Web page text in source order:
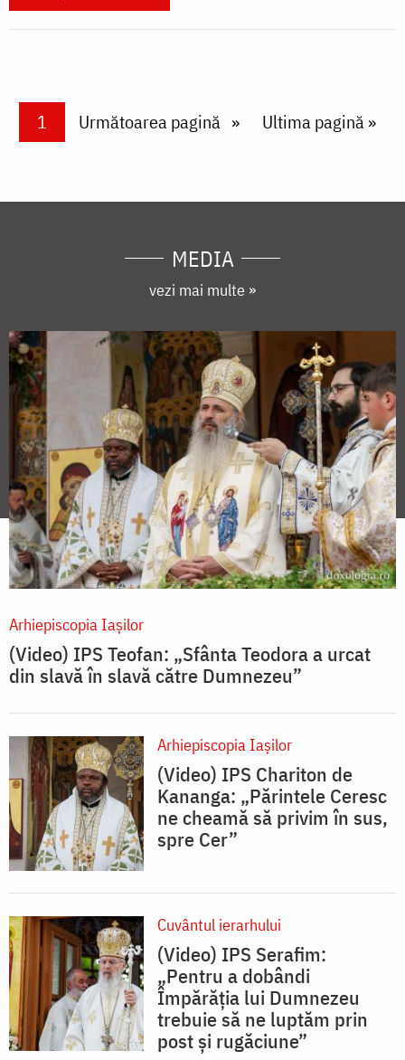
PaginareCurrent page
1 Next page
Următoarea pagină Last page
Ultima pagină »
MEDIA
vezi mai multe »
Arhiepiscopia Iaşilor
(Video) IPS Teofan: „Sfânta Teodora a urcat
din slavă în slavă către Dumnezeu”
Arhiepiscopia Iaşilor
(Video) IPS Chariton de
Kananga: „Părintele Ceresc
ne cheamă să privim în sus,
spre Cer”
Cuvântul ierarhului
(Video) IPS Serafim:
„Pentru a dobândi
Împărăția lui Dumnezeu
trebuie să ne luptăm prin
post și rugăciune”